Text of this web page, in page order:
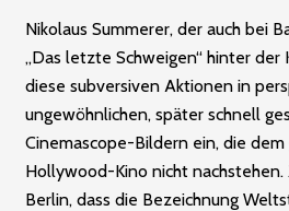
Nikolaus Summerer, der auch bei
„Das letzte Schweigen“ hinter der
diese subversiven Aktionen in
ungewöhnlichen, später schnell
Cinemascope-Bildern ein, die
Hollywood-Kino nicht nachstehen.
Berlin, dass die Bezeichnung